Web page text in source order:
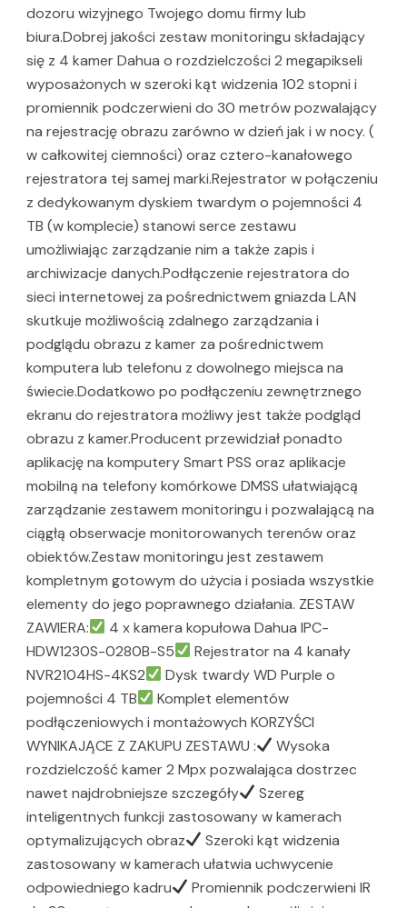
dozoru wizyjnego Twojego domu firmy lub
biura.Dobrej jakości zestaw monitoringu składający
się z 4 kamer Dahua o rozdzielczości 2 megapikseli
wyposażonych w szeroki kąt widzenia 102 stopni i
promiennik podczerwieni do 30 metrów pozwalający
na rejestrację obrazu zarówno w dzień jak i w nocy. (
w całkowitej ciemności) oraz cztero-kanałowego
rejestratora tej samej marki.Rejestrator w połączeniu
z dedykowanym dyskiem twardym o pojemności 4
TB (w komplecie) stanowi serce zestawu
umożliwiając zarządzanie nim a także zapis i
archiwizacje danych.Podłączenie rejestratora do
sieci internetowej za pośrednictwem gniazda LAN
skutkuje możliwością zdalnego zarządzania i
podglądu obrazu z kamer za pośrednictwem
komputera lub telefonu z dowolnego miejsca na
świecie.Dodatkowo po podłączeniu zewnętrznego
ekranu do rejestratora możliwy jest także podgląd
obrazu z kamer.Producent przewidział ponadto
aplikację na komputery Smart PSS oraz aplikacje
mobilną na telefony komórkowe DMSS ułatwiającą
zarządzanie zestawem monitoringu i pozwalającą na
ciągłą obserwacje monitorowanych terenów oraz
obiektów.Zestaw monitoringu jest zestawem
kompletnym gotowym do użycia i posiada wszystkie
elementy do jego poprawnego działania. ZESTAW
ZAWIERA:
4 x kamera kopułowa Dahua IPC-
HDW1230S-0280B-S5
Rejestrator na 4 kanały
NVR2104HS-4KS2
Dysk twardy WD Purple o
pojemności 4 TB
Komplet elementów
podłączeniowych i montażowych KORZYŚCI
WYNIKAJĄCE Z ZAKUPU ZESTAWU :
Wysoka
rozdzielczość kamer 2 Mpx pozwalająca dostrzec
nawet najdrobniejsze szczegóły
Szereg
inteligentnych funkcji zastosowany w kamerach
optymalizujących obraz
Szeroki kąt widzenia
zastosowany w kamerach ułatwia uchwycenie
odpowiedniego kadru
Promiennik podczerwieni IR